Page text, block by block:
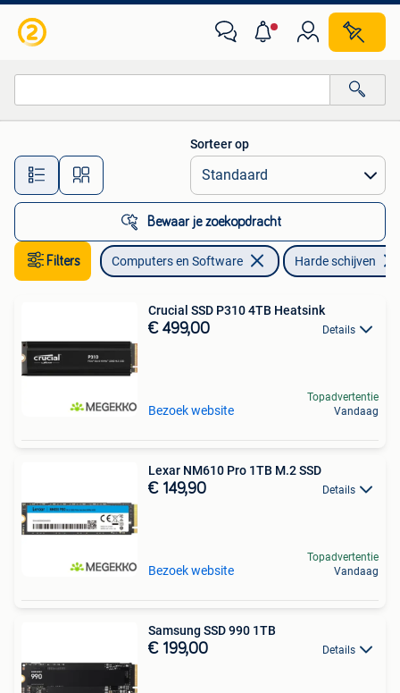
Alle afstanden…
Sorteer op
Bewaar je zoekopdracht
Filters Computers en Software Harde schijven
Crucial SSD P310 4TB Heatsink
€ 499,00 Details
Bezoek website
Topadvertentie
Vandaag
Lexar NM610 Pro 1TB M.2 SSD
€ 149,90 Details
Bezoek website
Topadvertentie
Vandaag
Samsung SSD 990 1TB
€ 199,00 Details